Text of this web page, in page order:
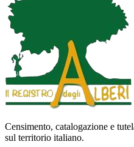
Censimento, catalogazione e
sul territorio italiano.